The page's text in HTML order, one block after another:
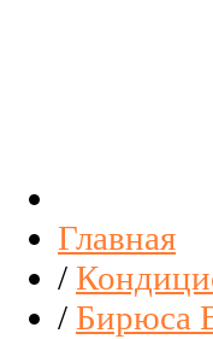
Главная
/
/ Бирюса